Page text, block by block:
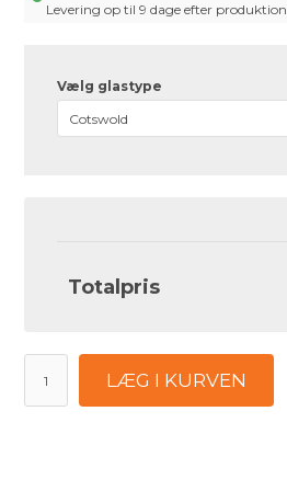
Levering op til 9 dage efter produktion
Vælg glastype
Totalpris
LÆG I KURVEN